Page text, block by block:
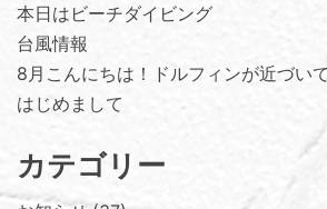
本日はビーチダイビング
台風情報
8月こんにちは！ドルフィンが近づい
はじめまして
カテゴリー